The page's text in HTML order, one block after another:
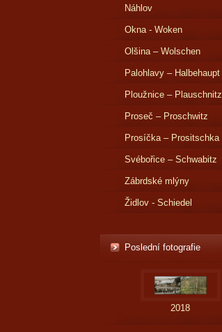
Náhlov
Okna - Woken
Olšina – Wolschen
Palohlavy – Halbehaupt
Ploužnice – Plauschnitz
Proseč – Proschwitz
Prosíčka – Prositschka
Svébořice – Schwabitz
Zábrdské mlýny
Židlov - Schiedel
Poslední fotografie
2018